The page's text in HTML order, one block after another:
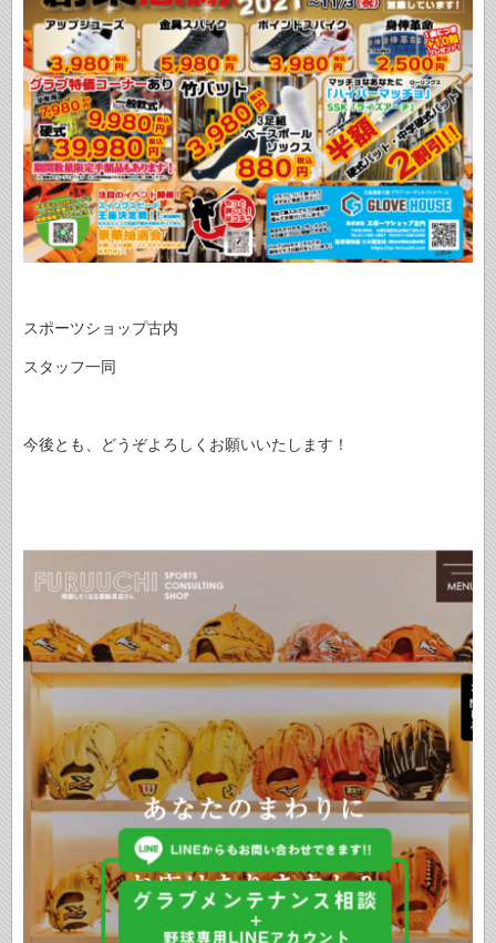
スポーツショップ古内
スタッフ一同
今後とも、どうぞよろしくお願いいたします！